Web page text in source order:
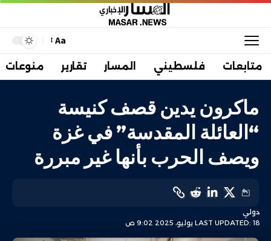
Aa
متابعات فلسطيني المسار تقارير منوعات
ماكرون يدين قصف كنيسة
“العائلة المقدسة” في غزة
ويصف الحرب بأنها غير مبررة
LAST UPDATED: 18 يوليو، 2025 9:02 ص
دولي